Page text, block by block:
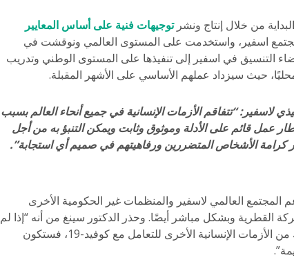
توجيهات فنية على أساس المعايير
إلى 11 لغة بواسطة مجتمع اسفير، واستخدمت على المستوى العالمي ونوقشت في
التنسيق في اسفير إلى تنفيذها على المستوى الوطني وتدريب
حيث سيزداد عملهم الأساسي على الأشهر المقبلة.
لاسفير: “تتفاقم الأزمات الإنسانية في جميع أنحاء العالم بسبب
إطار عمل قائم على الأدلة وموثوق وثابت ويمكن التنبؤ به من أجل
العالمي لاسفير والمنظمات غير الحكومية الأخرى
القطرية وبشكل مباشر أيضًا. وحذر الدكتور سينغ من أنه “إذا لم
يتم توفير تمويل جديد وتم تحويل التمويل عوضًا عن ذلك من الأزمات الإنسانية الأخرى للتعامل مع كوفيد-19، فستكون